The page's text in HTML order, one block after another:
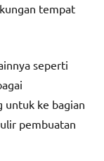
tempat
seperti
untuk ke bagian
pembuatan